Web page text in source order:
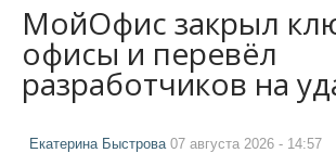
МойОфис закрыл
офисы и перевёл
разработчиков на
Екатерина Быстрова 07 августа 2026 - 14:57